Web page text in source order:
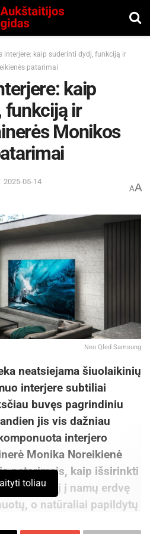
interjere: kaip suderinti dydį, funkciją ir
patarimai
kaip
funkciją ir
Monikos
2025-05-14
AA
Neo Qled Samsung
neatsiejama šiuolaikinių
interjere subtiliai
buvęs pagrindiniu
jis vis dažniau
interjero
Monika Noreikienė
patarimais, kaip išsirinkti
jį į namų erdvę
o natūraliai papildytų
toliau